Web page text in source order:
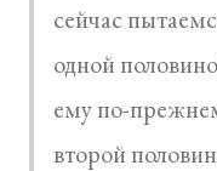
сейчас
одной
ему по-
второй